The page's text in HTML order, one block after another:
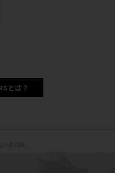
とは？
店の話。